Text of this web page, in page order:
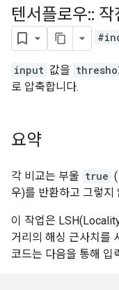
텐서플로우:: 작
input 값을
로 압축합니다.
요약
각 비교는 부울 true (
우)를 반환하고 그렇지
이 작업은
거리의 해싱 근사치를
코드는 다음을 통해 입